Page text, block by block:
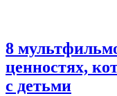
8
ценностях,
с детьми